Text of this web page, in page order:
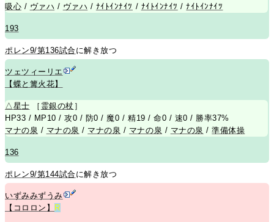
吸心 / ヴァハ / ヴァハ / ﾅｲﾄｲﾝﾅｲﾂ / ﾅｲﾄｲﾝﾅｲﾂ /ﾅｲﾄｲﾝﾅｲﾂ
193
ポレン9/第136試合に解き放つ
ツェツィーリエ
【蝶と篝火花】
△星士 ［ 霊銀の杖 ］
HP33 / MP10 / 攻0 / 防0 / 魔0 / 精19 / 命0 / 速0 / 勝率37%
マナの泉 / マナの泉 / マナの泉 / マナの泉 / マナの泉 /準備体操
136
ポレン9/第144試合に解き放つ
いずみみずうみ
【コロロン】
R